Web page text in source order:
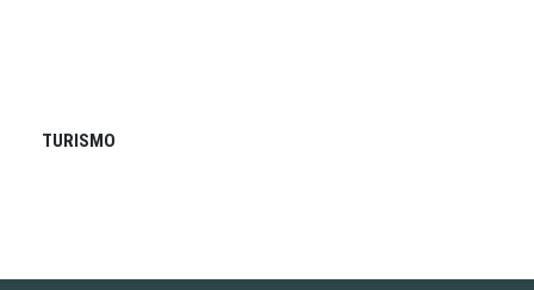
TURISMO